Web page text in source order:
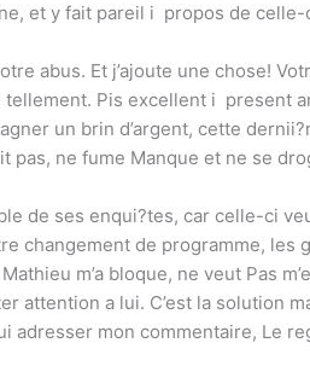
et y fait pareil i propos de celle-
abus. Et j’ajoute une chose!
Pis excellent i present
un brin d’argent, cette
pas, ne fume Manque et ne se
de ses enqui?tes, car celle-ci
changement de programme, les
Mathieu m’a bloque, ne veut Pas
attention a lui. C’est la solution
adresser mon commentaire, Le